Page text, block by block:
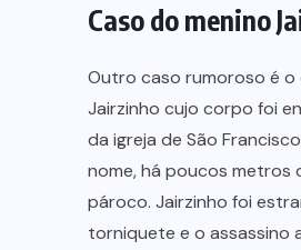
Caso do menino
Outro caso rumoroso é
Jairzinho cujo corpo foi
da igreja de São
nome, há poucos metros
pároco. Jairzinho foi
torniquete e o assassino